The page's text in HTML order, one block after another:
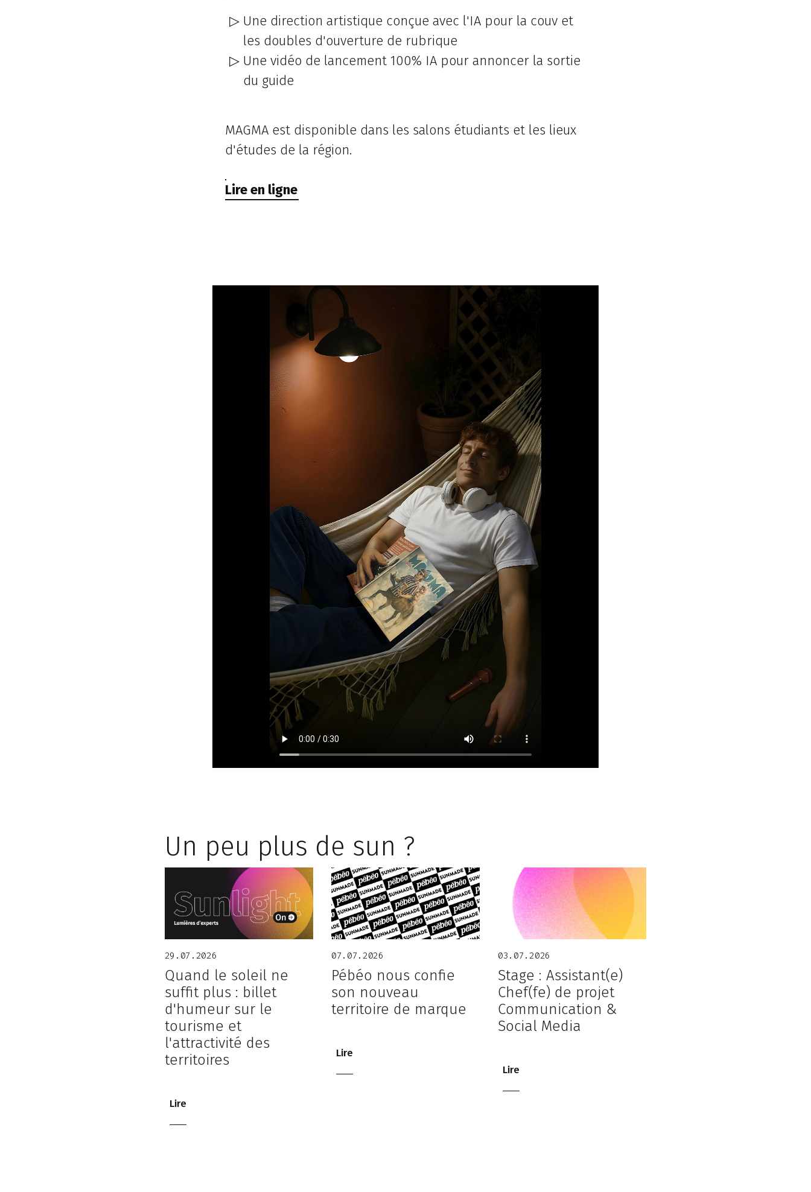
Une direction artistique conçue avec l'IA pour la couv et
les doubles d'ouverture de rubrique
Une vidéo de lancement 100% IA pour annoncer la sortie
du guide
MAGMA est disponible dans les salons étudiants et les lieux
d'études de la région.
Lire en ligne
Un peu plus de sun ?
29.07.2026
Quand le soleil ne
suffit plus : billet
d'humeur sur le
tourisme et
l'attractivité des
territoires
Lire
07.07.2026
Pébéo nous confie
son nouveau
territoire de marque
Lire
03.07.2026
Stage : Assistant(e)
Chef(fe) de projet
Communication &
Social Media
Lire